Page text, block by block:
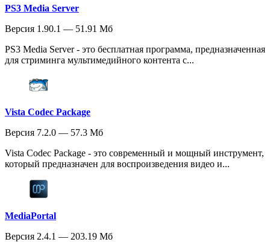
PS3 Media Server
Версия 1.90.1 — 51.91 Мб
PS3 Media Server - это бесплатная программа, предназначенная
для стриминга мультимедийного контента с...
Vista Codec Package
Версия 7.2.0 — 57.3 Мб
Vista Codec Package - это современный и мощный инструмент,
который предназначен для воспроизведения видео и...
MediaPortal
Версия 2.4.1 — 203.19 Мб